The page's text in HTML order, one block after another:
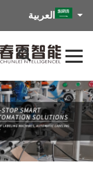
العربية